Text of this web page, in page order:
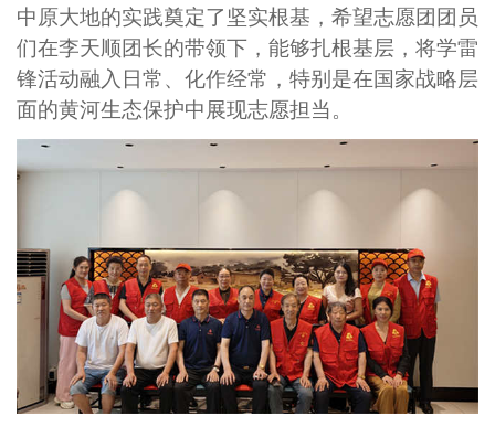
中原大地的实践奠定了坚实根基 ，希望志愿团 团员
们在李天顺团长的带领下， 能够扎根基层，将学雷
锋活动融入日常、化作经常，特别是在国家战略层
面的黄河生态保护中展现志愿担当。